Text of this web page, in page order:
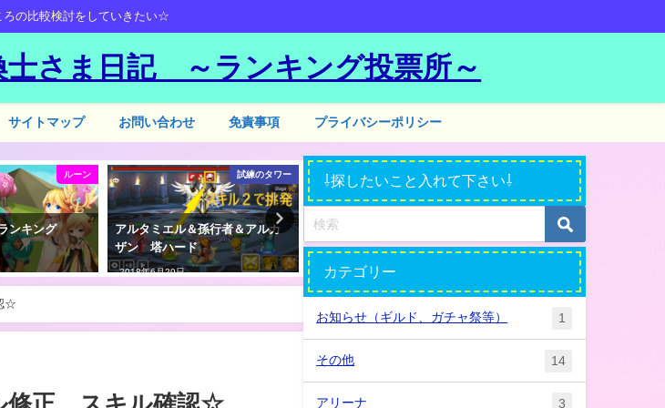
の比較検討をしていきたい☆
さま日記 ～ランキング投票所～
サイトマップ お問い合わせ 免責事項 プライバシーポリシー
ルーン
ンキング
試練のタワー
アルタミエル＆孫行者＆アルカ
ザン 塔ハード
2018年6月29日
ガチャ
プレイ日数９００日 バチった
光闇＆光闇ヒーローダンジョン
2018年8月1日
試練の塔でのジャンヌ（光
ディン）おすすめルーン投
2019年5月2日
☆
⇩探したいこと入れて下さい⇩
カテゴリー
お知らせ（ギルド、ガチャ祭等） 1
その他 14
アリーナ 3